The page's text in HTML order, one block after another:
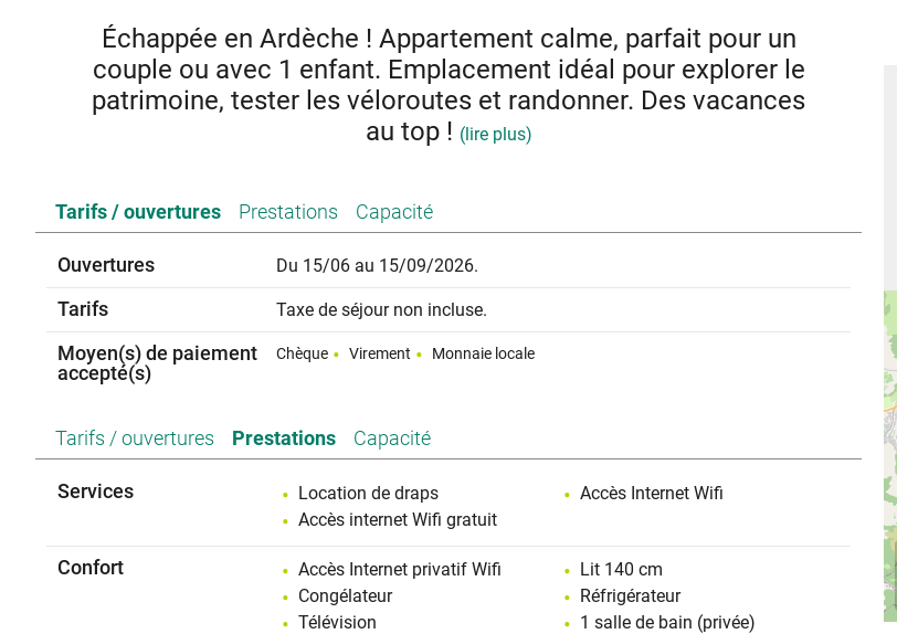
Échappée en Ardèche ! Appartement calme, parfait pour un
couple ou avec 1 enfant. Emplacement idéal pour explorer le
patrimoine, tester les véloroutes et randonner. Des vacances
au top ! (lire plus)
Quartier calme proche centre ville
Deux grandes pièces :
Cuisine équipée : frigo, congélateur, petit électroménager, four, plaque électrique, micro-onde, ouvrant
sur salon avec télévision, canapé, bureau.
Chambre avec lit 140cm, lit 90cm, grande armoire.
Salle de bain avec lave-linge.
Tarifs / ouvertures Prestations Capacité
Ouvertures Du 15/06 au 15/09/2026.
Tarifs Taxe de séjour non incluse.
Moyen(s) de paiement
accepté(s)
Chèque Virement Monnaie locale
Tarifs / ouvertures Prestations Capacité
Services Location de draps
Accès Internet Wifi
Accès internet Wifi gratuit
Confort Accès Internet privatif Wifi
Lit 140 cm
Congélateur
Réfrigérateur
Télévision
1 salle de bain (privée)